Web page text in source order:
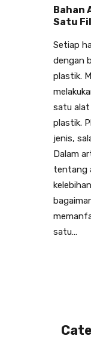
Bahan
Satu
Setiap
dengan
plastik.
satu alat
plastik.
jenis,
Dalam
tentang
satu…